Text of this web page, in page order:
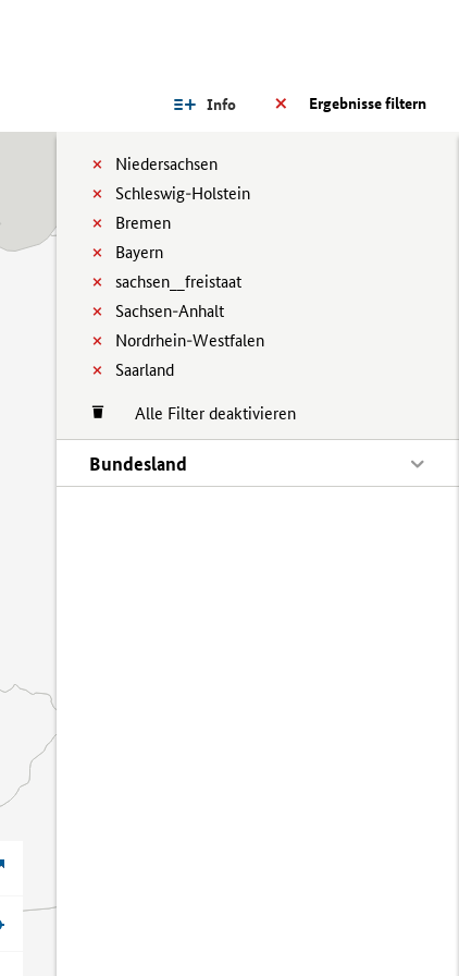
Ergebnisse filtern
Info
Niedersachsen
Schleswig-Holstein
Bremen
Bayern
sachsen__freistaat
Sachsen-Anhalt
Nordrhein-Westfalen
Saarland
Alle Filter deaktivieren
Bundesland